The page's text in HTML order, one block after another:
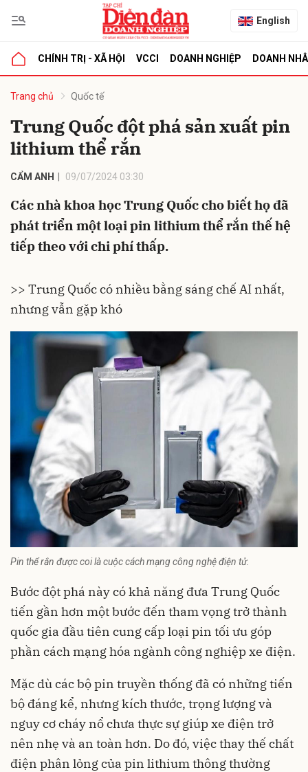
English
CHÍNH TRỊ - XÃ HỘI VCCI DOANH NGHIỆP DOANH
Trang chủ Quốc tế
Trung Quốc đột phá sản xuất pin
lithium thể rắn
CẨM ANH 09/07/2024 03:30
Các nhà khoa học Trung Quốc cho biết họ đã
phát triển một loại pin lithium thể rắn thế hệ
tiếp theo với chi phí thấp.
>> Trung Quốc có nhiều bằng sáng chế AI nhất,
nhưng vẫn gặp khó
Pin thể rắn được coi là cuộc cách mạng công nghệ điện tử.
Bước đột phá này có khả năng đưa Trung Quốc
tiến gần hơn một bước đến tham vọng trở thành
quốc gia đầu tiên cung cấp loại pin tối ưu góp
phần cách mạng hóa ngành công nghiệp xe điện.
Mặc dù các bộ pin truyền thống đã có những tiến
bộ đáng kể, nhưng kích thước, trọng lượng và
nguy cơ cháy nổ chưa thực sự giúp xe điện trở
nên nhẹ và an toàn hơn. Do đó, việc thay thế chất
điện phân lỏng của pin lithium thông thường
luận
Hủy